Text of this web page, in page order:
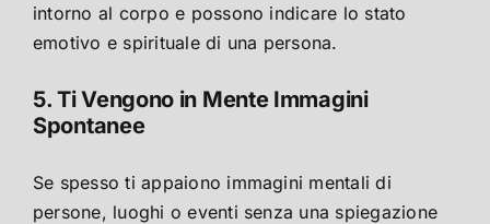
intorno al corpo e possono indicare lo stato
emotivo e spirituale di una persona.
5. Ti Vengono in Mente Immagini
Spontanee
Se spesso ti appaiono immagini mentali di
persone, luoghi o eventi senza una spiegazione